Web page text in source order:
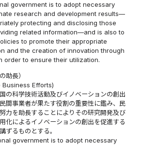
government is to adopt necessary
research and development results—
protecting and disclosing those
related information—and is also to
to promote their appropriate
and the creation of innovation through
order to ensure their utilization.
助長）
Business Efforts)
の科学技術活動及びイノベーションの創出
間事業者が果たす役割の重要性に鑑み、民
力を助長することによりその研究開発及び
化によるイノベーションの創出を促進する
ずるものとする。
government is to adopt necessary